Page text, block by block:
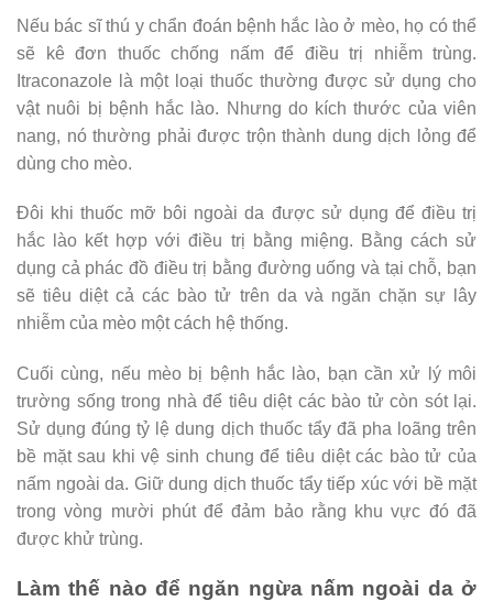
Nếu bác sĩ thú y chẩn đoán bệnh hắc lào ở mèo, họ có thể
sẽ kê đơn thuốc chống nấm để điều trị nhiễm trùng.
Itraconazole là một loại thuốc thường được sử dụng cho
vật nuôi bị bệnh hắc lào. Nhưng do kích thước của viên
nang, nó thường phải được trộn thành dung dịch lỏng để
dùng cho mèo.
Đôi khi thuốc mỡ bôi ngoài da được sử dụng để điều trị
hắc lào kết hợp với điều trị bằng miệng. Bằng cách sử
dụng cả phác đồ điều trị bằng đường uống và tại chỗ, bạn
sẽ tiêu diệt cả các bào tử trên da và ngăn chặn sự lây
nhiễm của mèo một cách hệ thống.
Cuối cùng, nếu mèo bị bệnh hắc lào, bạn cần xử lý môi
trường sống trong nhà để tiêu diệt các bào tử còn sót lại.
Sử dụng đúng tỷ lệ dung dịch thuốc tẩy đã pha loãng trên
bề mặt sau khi vệ sinh chung để tiêu diệt các bào tử của
nấm ngoài da. Giữ dung dịch thuốc tẩy tiếp xúc với bề mặt
trong vòng mười phút để đảm bảo rằng khu vực đó đã
được khử trùng.
Làm thế nào để ngăn ngừa nấm ngoài da ở